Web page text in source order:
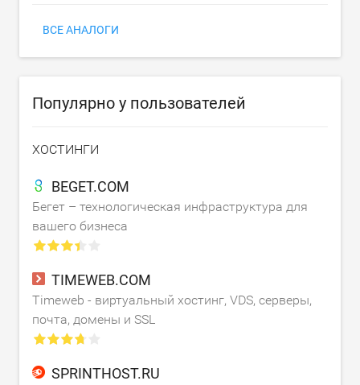
ВСЕ АНАЛОГИ
Популярно у пользователей
ХОСТИНГИ
BEGET.COM
Бегет – технологическая инфраструктура для
вашего бизнеса
TIMEWEB.COM
Timeweb - виртуальный хостинг, VDS, серверы,
почта, домены и SSL
SPRINTHOST.RU